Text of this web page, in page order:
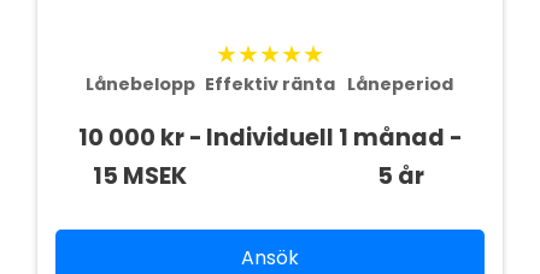
★★★★★
Lånebelopp
10 000 kr -
15 MSEK
Effektiv ränta
Individuell
Låneperiod
1 månad -
5 år
Ansök